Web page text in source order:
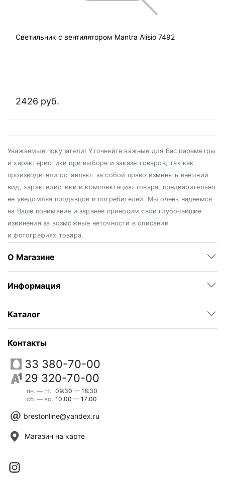
Светильник с вентилятором Mantra Alisio 7492
2426 руб.
Уважаемые покупатели! Уточняйте важные для Вас параметры
и характеристики при выборе и заказе товаров, так как
производители оставляют за собой право изменять внешний
вид, характеристики и комплектацию товара, предварительно
не уведомляя продавцов и потребителей. Мы очень надеемся
на Ваше понимание и заранее приносим свои глубочайшие
извинения за возможные неточности в описании
и фотографиях товара.
О Магазине
Информация
Каталог
Контакты
33 380-70-00
29 320-70-00
пн. — пт.
сб. — вс.
09:30 — 18:30
10:00 — 17:00
brestonline@yandex.ru
Магазин на карте